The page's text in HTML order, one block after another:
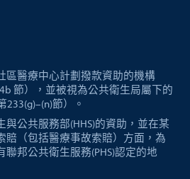
區醫療中心計劃撥款資助的機構
節），並被視為公共衛生局屬下的
節）。
公共服務部(HHS)的資助，並在某
賠（包括醫療事故索賠）方面，為
邦公共衛生服務(PHS)認定的地